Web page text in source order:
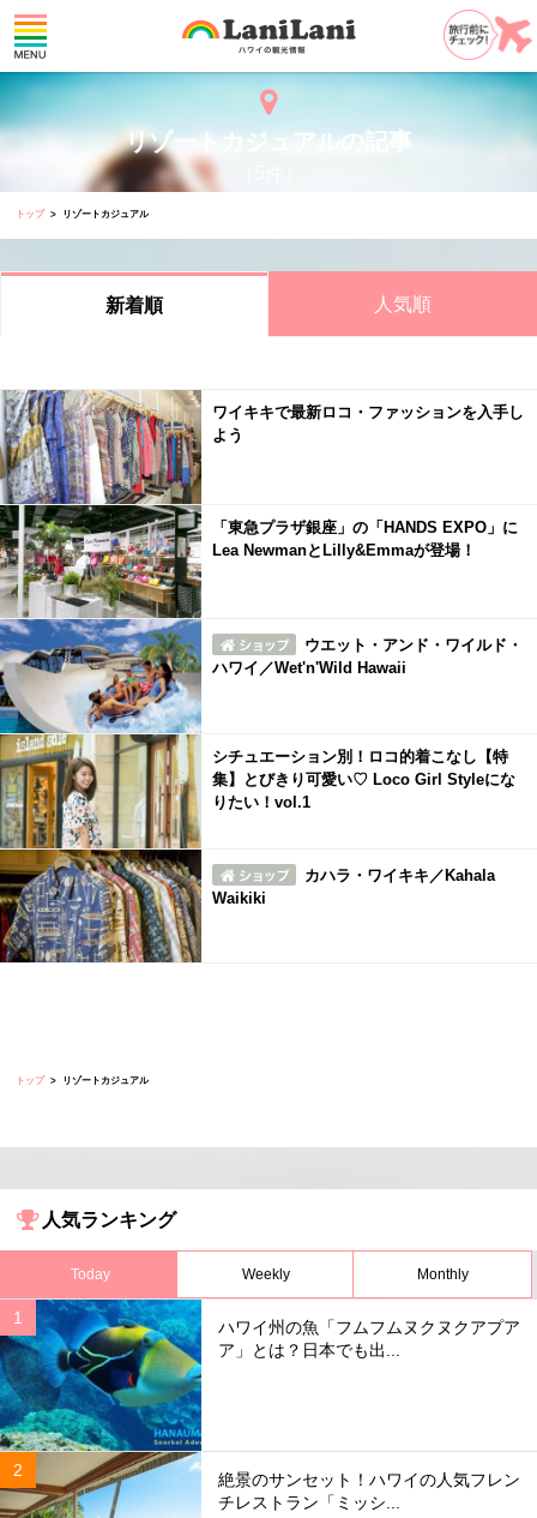
リゾートカジュアルの記事
トップ リゾートカジュアル
新着順 人気順
ワイキキで最新ロコ・ファッションを入手し
よう
「東急プラザ銀座」の「HANDS EXPO」に
Lea NewmanとLilly&Emmaが登場！
ウエット・アンド・ワイルド・
ハワイ／Wet'n'Wild Hawaii
シチュエーション別！ロコ的着こなし【特
集】とびきり可愛い♡ Loco Girl Styleにな
りたい！vol.1
カハラ・ワイキキ／Kahala
Waikiki
トップ リゾートカジュアル
人気ランキング
Today Weekly Monthly
ハワイ州の魚「フムフムヌクヌクアプア
ア」とは？日本でも出...
絶景のサンセット！ハワイの人気フレン
チレストラン「ミッシ...